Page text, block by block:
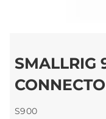
SMALLRIG
S900